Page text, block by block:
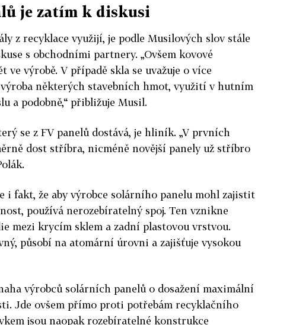
je zatím k diskusi
z recyklace využijí, je podle Musilových slov stále
s obchodními partnery. „Ovšem kovové
ve výrobě. V případě skla se uvažuje o více
některých stavebních hmot, využití v hutním
a podobně,“ přibližuje Musil.
se z FV panelů dostává, je hliník. „V prvních
dost stříbra, nicméně novější panely už stříbro
i fakt, že aby výrobce solárního panelu mohl zajistit
používá nerozebíratelný spoj. Ten vznikne
mezi krycím sklem a zadní plastovou vrstvou.
působí na atomární úrovni a zajišťuje vysokou
výrobců solárních panelů o dosažení maximální
Jde ovšem přímo proti potřebám recyklačního
jsou naopak rozebíratelné konstrukce